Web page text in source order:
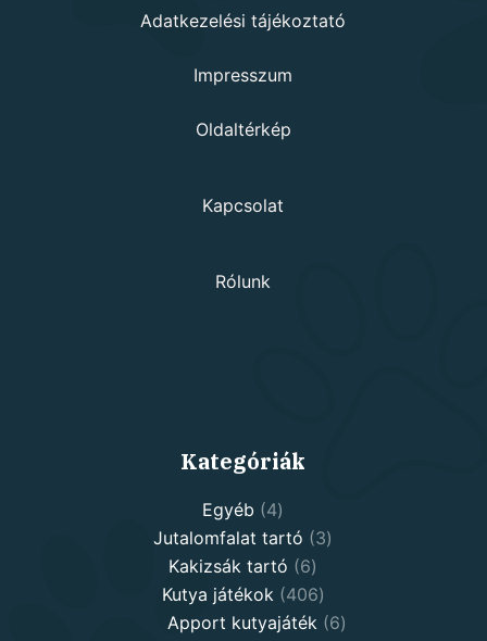
Adatkezelési tájékoztató
Impresszum
Oldaltérkép
Kapcsolat
Rólunk
Kategóriák
Egyéb 44
products
Jutalomfalat tartó 33
Kakizsák tartó 66
products
Kutya játékok 406406
products
Apport kutyajáték 66